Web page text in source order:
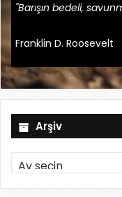
"Barışın bedeli,
Franklin D. Roosevelt
Arşiv
r
ş